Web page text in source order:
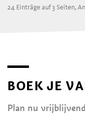
24 Einträge auf 3 Seiten,
BOEK JE
Plan nu